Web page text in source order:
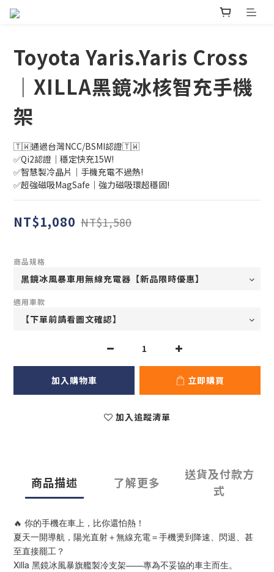
Toyota Yaris.Yaris Cross
｜XILLA黑鏡冰核智充手機
架
🇹🇼通過台灣NCC/BSMI認證🇹🇼
✅Qi2認證｜穩定快充15W!
✅智慧製冷晶片｜手機充電不過熱!
✅超強磁吸MagSafe｜強力磁吸環超穩固!
NT$1,080 NT$1,580
商品規格
適用車款
加入購物車 立即購買
加入追蹤清單
商品描述 了解更多
送貨及付款方
式
🔥 你的手機在車上，比你還怕熱！
夏天一開導航，陽光直射＋無線充電＝手機燙到降速、閃退、甚
至直接罷工？
Xilla 黑鏡冰風暴旗艦製冷支架——專為不妥協的車主而生。